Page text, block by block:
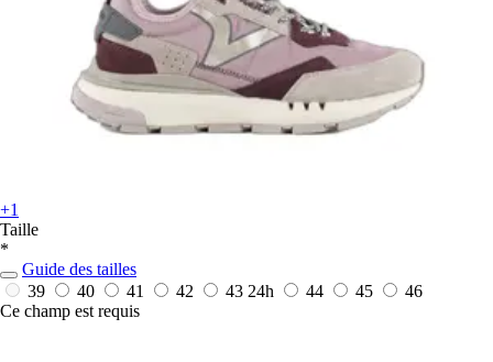
+1
Taille
*
Guide des tailles
39
40 41 42 43 24h 44 45
46
Ce champ est requis